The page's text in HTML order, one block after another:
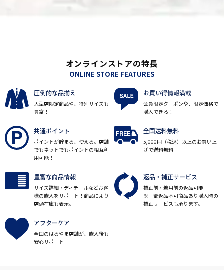
オンラインストアの特長
ONLINE STORE FEATURES
圧倒的な品揃え
大型店限定商品や、特別サイズも
豊富！
お買い得情報満載
会員限定クーポンや、限定価格で
購入できる！
共通ポイント
ポイントが貯まる、使える。店舗
でもネットでもポイントの相互利
用可能！
全国送料無料
5,000円（税込）以上のお買い上
げで送料無料
豊富な商品情報
サイズ詳細・ディテールなどお客
様の購入をサポート！商品により
店頭在庫も表示。
返品・補正サービス
補正前・着用前の返品可能
※一部返品不可商品あり購入時の
補正サービスも承ります。
アフターケア
全国のはるやま店舗が、購入後も
安心サポート